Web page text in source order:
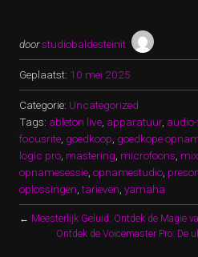
doorstudiobaldesteinit
Geplaatst: 10 mei 2025
Categorie: Uncategorized
Tags: ableton live apparatuur,
focusrite goedkoop goedkope
logic pro mastering microfoons
opnamesessie opnamestudio
oplossingen ,tarieven yamaha
← Meesterlijk Geluid: Ontdek de Magie
Ontdek de Voicemaster Pro: De